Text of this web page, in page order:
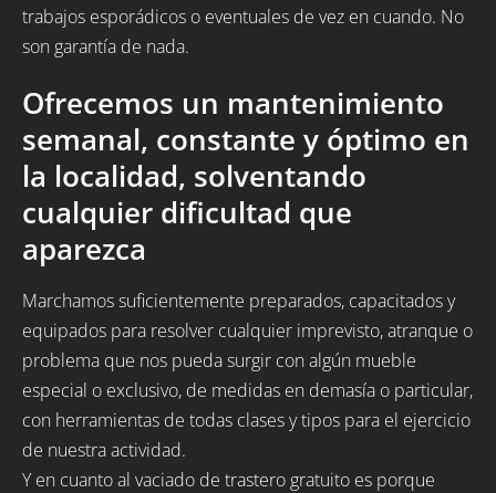
trabajos esporádicos o eventuales de vez en cuando. No
son garantía de nada.
Ofrecemos un mantenimiento
semanal, constante y óptimo en
la localidad, solventando
cualquier dificultad que
aparezca
Marchamos suficientemente preparados, capacitados y
equipados para resolver cualquier imprevisto, atranque o
problema que nos pueda surgir con algún mueble
especial o exclusivo, de medidas en demasía o particular,
con herramientas de todas clases y tipos para el ejercicio
de nuestra actividad.
Y en cuanto al vaciado de trastero gratuito es porque